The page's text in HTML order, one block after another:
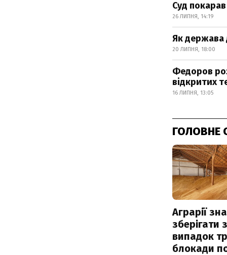
Суд
26 ЛИПНЯ, 14:19
Як держава
20 ЛИПНЯ, 18:00
Федоров
відкритих
16 ЛИПНЯ, 13:05
ГОЛОВНЕ
Аграрії
зберігати
випадок
блокади